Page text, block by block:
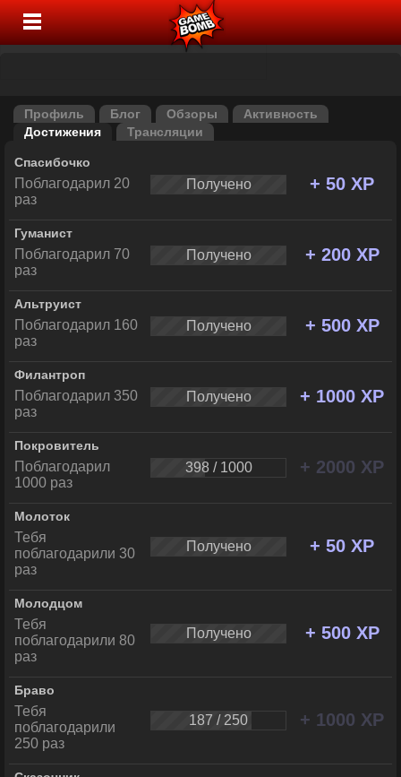
Профиль Блог Обзоры
Активность
Достижения
Трансляции
Спасибочко
Поблагодарил 20
раз
Получено + 50 XP
Гуманист
Поблагодарил 70
раз
Получено + 200 XP
Альтруист
Поблагодарил 160
раз
Получено + 500 XP
Филантроп
Поблагодарил 350
раз
Получено + 1000 XP
Покровитель
Поблагодарил
1000 раз
398 / 1000 + 2000 XP
Молоток
Тебя
поблагодарили 30
раз
Получено + 50 XP
Молодцом
Тебя
поблагодарили 80
раз
Получено + 500 XP
Браво
Тебя
поблагодарили
250 раз
187 / 250 + 1000 XP